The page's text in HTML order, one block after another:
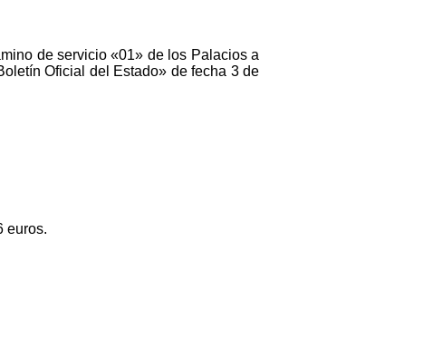
de servicio «01» de los Palacios a
Oficial del Estado» de fecha 3 de
euros.